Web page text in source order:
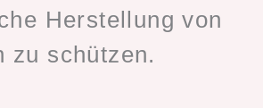
Herstellung von
zu schützen.